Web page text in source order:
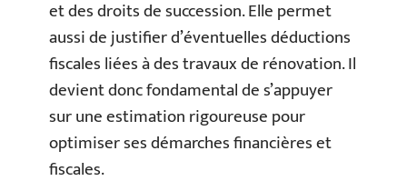
et des droits de succession. Elle permet
aussi de justifier d’éventuelles déductions
fiscales liées à des travaux de rénovation. Il
devient donc fondamental de s’appuyer
sur une estimation rigoureuse pour
optimiser ses démarches financières et
fiscales.